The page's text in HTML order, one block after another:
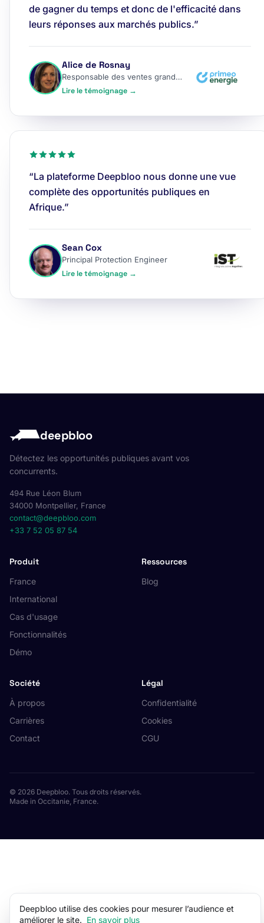
de gagner du temps et donc de l'efficacité dans
leurs réponses aux marchés publics.”
Alice de Rosnay
Responsable des ventes grands comptes
Lire le témoignage →
“La plateforme Deepbloo nous donne une vue
complète des opportunités publiques en
Afrique.”
Sean Cox
Principal Protection Engineer
Lire le témoignage →
deepbloo
Détectez les opportunités publiques avant vos
concurrents.
494 Rue Léon Blum
34000 Montpellier, France
contact@deepbloo.com
+33 7 52 05 87 54
Produit
France
International
Cas d'usage
Fonctionnalités
Démo
Ressources
Blog
Société
À propos
Carrières
Contact
Légal
Confidentialité
Cookies
CGU
© 2026 Deepbloo. Tous droits réservés.
Made in Occitanie, France.
Deepbloo utilise des cookies pour mesurer l’audience et
améliorer le site. En savoir plus